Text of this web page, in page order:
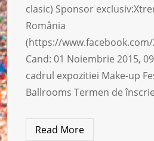
clasic) Sponsor
România
(https://
Cand: 01 Noiembrie 2015,
cadrul expozitiei Make-up
Ballrooms Termen de
Read More